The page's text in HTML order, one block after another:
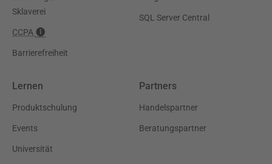
Sklaverei
CCPA
Barrierefreiheit
SQL Server Central
Lernen
Produktschulung
Events
Universität
Partners
Handelspartner
Beratungspartner